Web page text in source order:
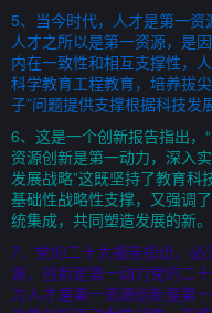
5、当今时代，人才是第一
人才之所以是第一资源，是
内在一致性和相互支撑性，
科学教育工程教育，培养拔
子”问题提供支撑根据科技发
6、这是一个创新报告指出
资源创新是第一动力，深入
发展战略”这既坚持了教育科
基础性战略性支撑，又强调
统集成，共同塑造发展的新。
7、党的二十大报告指出，
源，创新是第一动力党的二
力人才是第一资源创新是第